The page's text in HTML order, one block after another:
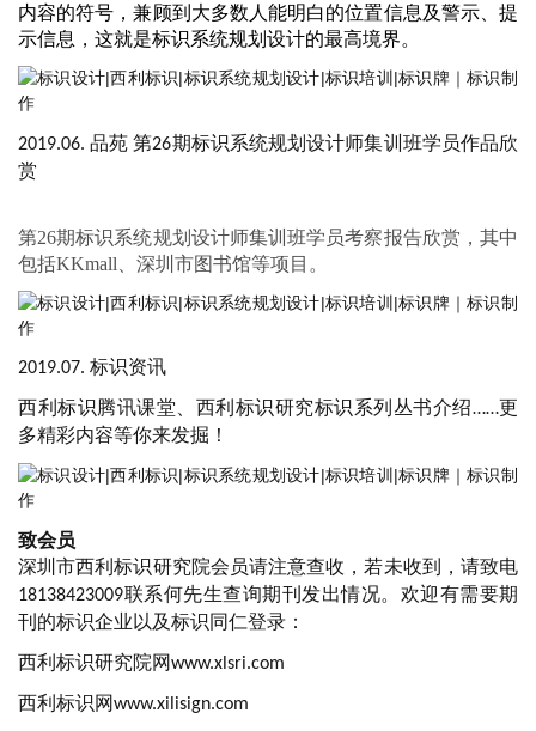
内容的符号，兼顾到大多数人能明白的位置信息及警示、提
示信息，这就是标识系统规划设计的最高境界。
2019.06.品苑 第26期标识系统规划设计师集训班学员作品欣
赏
第26期标识系统规划设计师集训班学员考察报告欣赏，其中
包括KKmall、深圳市图书馆等项目。
2019.07. 标识资讯
西利标识腾讯课堂、西利标识研究标识系列丛书介绍……更
多精彩内容等你来发掘！
致会员
深圳市西利标识研究院会员请注意查收，若未收到，请致电
18138423009联系何先生查询期刊发出情况。欢迎有需要期
刊的标识企业以及标识同仁登录：
西利标识研究院网www.xlsri.com
西利标识网www.xilisign.com